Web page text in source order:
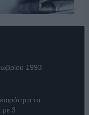
1993
τα
με 3